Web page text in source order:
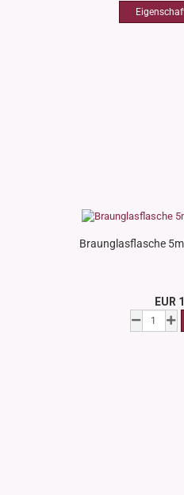
Braunglasflasche
EUR